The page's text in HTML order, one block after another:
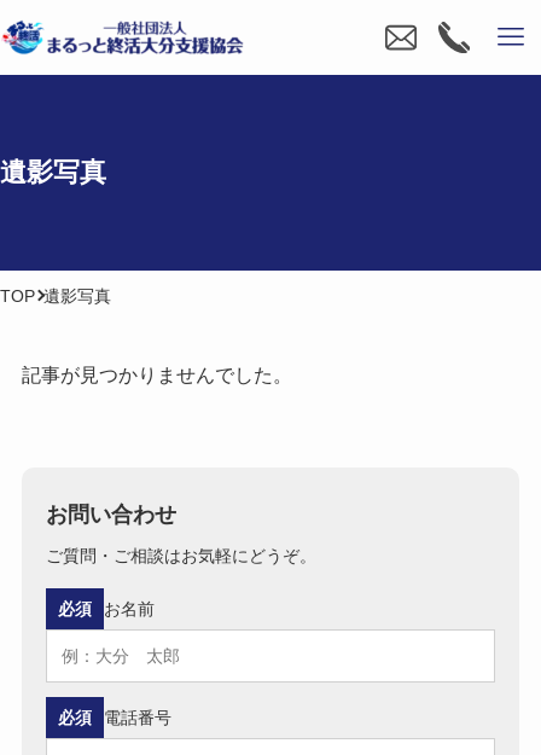
遺影写真
TOP 遺影写真
記事が見つかりませんでした。
お問い合わせ
ご質問・ご相談はお気軽にどうぞ。
お名前
必須
電話番号
必須